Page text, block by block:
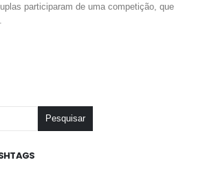
participaram de uma competição, que
Pesquisar